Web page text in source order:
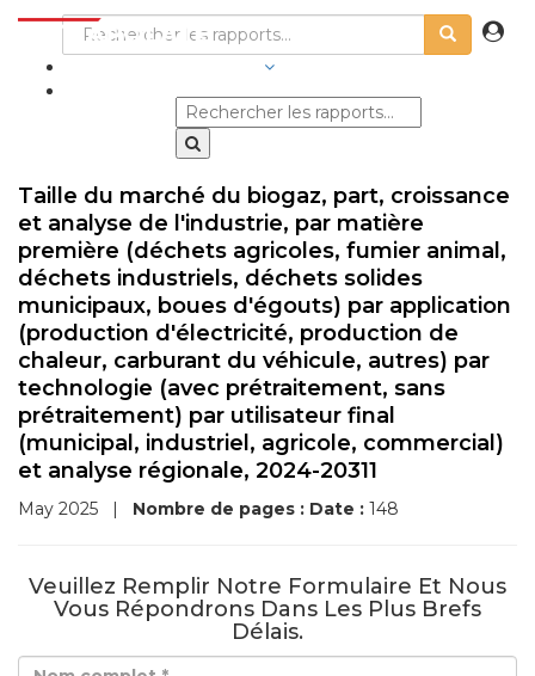
Taille du marché du biogaz, part, croissance
et analyse de l'industrie, par matière
première (déchets agricoles, fumier animal,
déchets industriels, déchets solides
municipaux, boues d'égouts) par application
(production d'électricité, production de
chaleur, carburant du véhicule, autres) par
technologie (avec prétraitement, sans
prétraitement) par utilisateur final
(municipal, industriel, agricole, commercial)
et analyse régionale, 2024-20311
May 2025 | Nombre de pages : Date : 148
Veuillez Remplir Notre Formulaire Et Nous
Vous Répondrons Dans Les Plus Brefs
Délais.